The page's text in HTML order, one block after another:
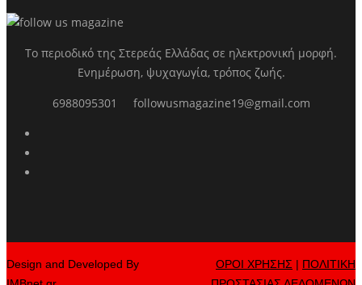
Το περιοδικό της Στερεάς Ελλάδας σε ηλεκτρονική μορφή.
Ενημέρωση, ψυχαγωγία, τρόπος ζωής.
6988095301 followusmagazine19@gmail.com
Design and Developed By
ΟΡΟΙ ΧΡΗΣΗΣ | ΠΟΛΙΤΙΚΗ